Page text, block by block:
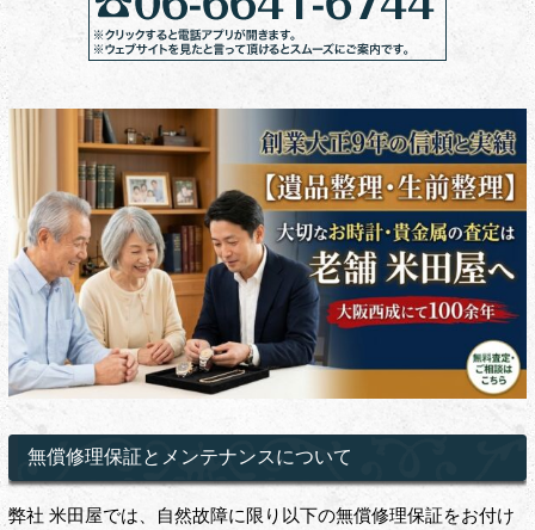
無償修理保証とメンテナンスについて
弊社 米田屋では、自然故障に限り以下の無償修理保証をお付け